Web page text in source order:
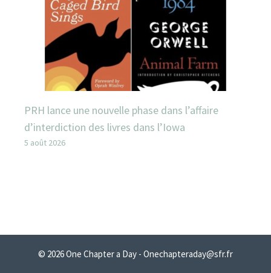
PRH lance une nouvelle phase dans l’affaire
d’interdiction des livres dans l’Iowa
5 août 2026
© 2026 One Chapter a Day - Onechapteraday@sfr.fr